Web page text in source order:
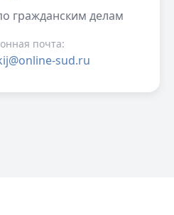
гражданским делам
почта:
sud.ru